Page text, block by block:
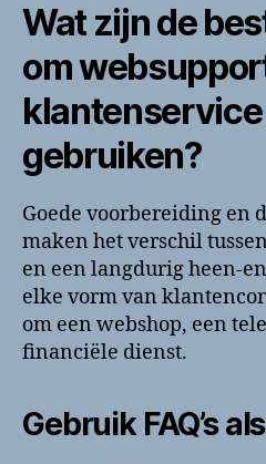
Wat zijn de
om
gebruiken?
Goede voorbereiding en
maken het verschil
en een langdurig heen-
elke vorm van
om een webshop, een
financiële dienst.
Gebruik FAQ’s